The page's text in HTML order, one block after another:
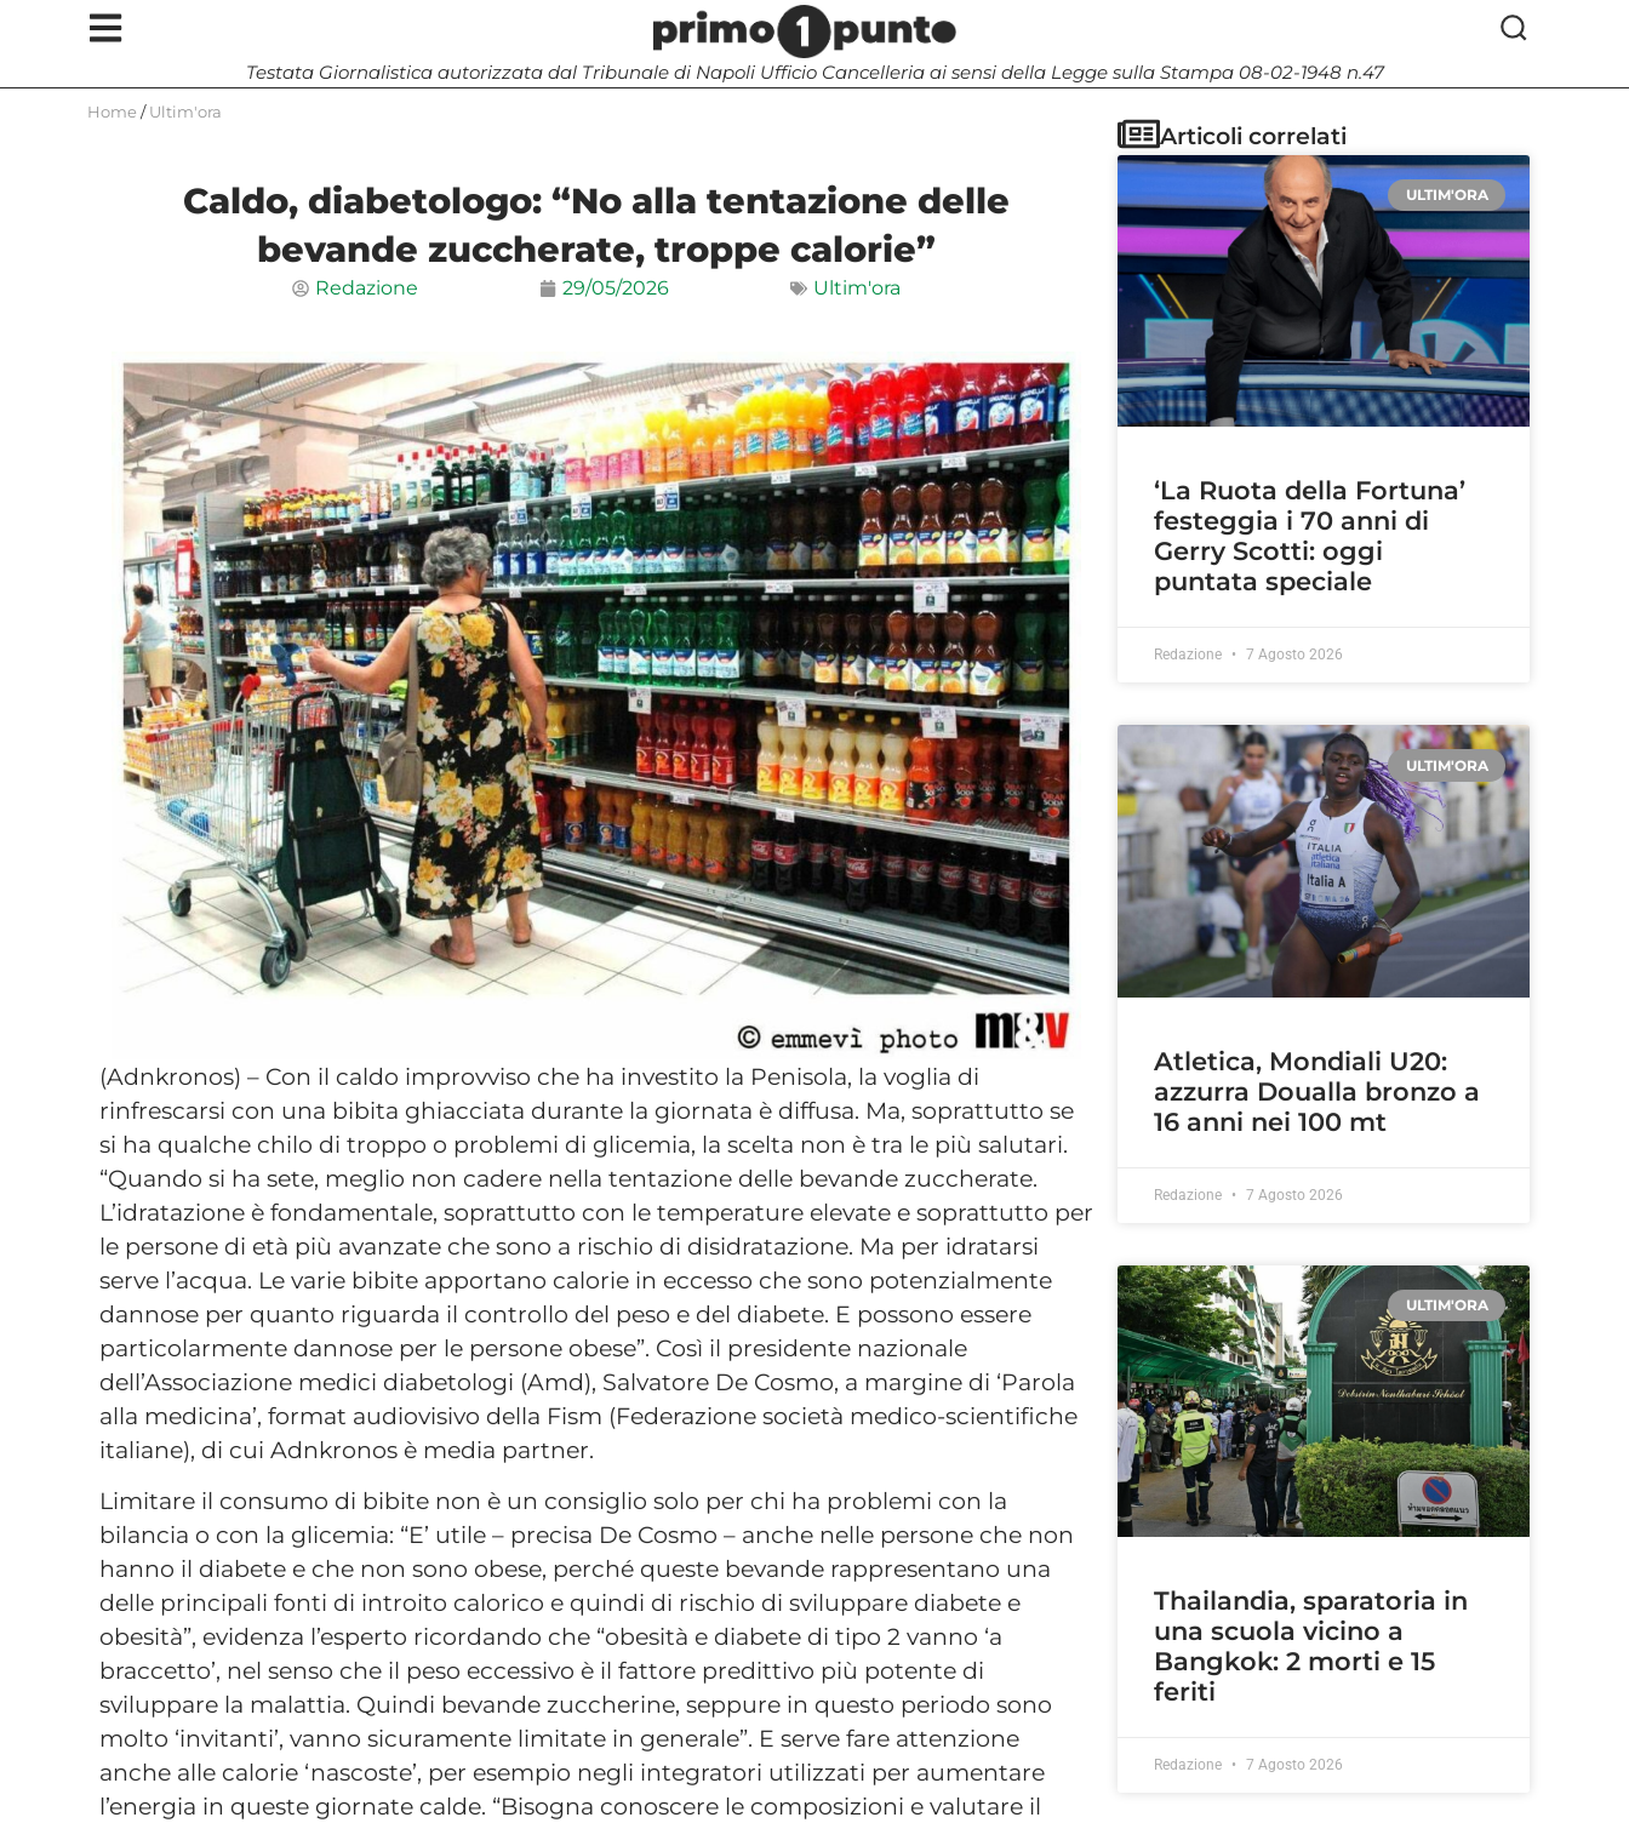
Testata Giornalistica autorizzata dal Tribunale di Napoli Ufficio Cancelleria ai sensi della Legge sulla Stampa 08-02-1948 n.47
Home / Ultim'ora
Caldo, diabetologo: “No alla tentazione delle
bevande zuccherate, troppe calorie”
Redazione 29/05/2026 Ultim'ora
(Adnkronos) – Con il caldo improvviso che ha investito la Penisola, la voglia di
rinfrescarsi con una bibita ghiacciata durante la giornata è diffusa. Ma, soprattutto se
si ha qualche chilo di troppo o problemi di glicemia, la scelta non è tra le più salutari.
“Quando si ha sete, meglio non cadere nella tentazione delle bevande zuccherate.
L’idratazione è fondamentale, soprattutto con le temperature elevate e soprattutto per
le persone di età più avanzate che sono a rischio di disidratazione. Ma per idratarsi
serve l’acqua. Le varie bibite apportano calorie in eccesso che sono potenzialmente
dannose per quanto riguarda il controllo del peso e del diabete. E possono essere
particolarmente dannose per le persone obese”. Così il presidente nazionale
dell’Associazione medici diabetologi (Amd), Salvatore De Cosmo, a margine di ‘Parola
alla medicina’, format audiovisivo della Fism (Federazione società medico-scientifiche
italiane), di cui Adnkronos è media partner.
Limitare il consumo di bibite non è un consiglio solo per chi ha problemi con la
bilancia o con la glicemia: “E’ utile – precisa De Cosmo – anche nelle persone che non
hanno il diabete e che non sono obese, perché queste bevande rappresentano una
delle principali fonti di introito calorico e quindi di rischio di sviluppare diabete e
obesità”, evidenza l’esperto ricordando che “obesità e diabete di tipo 2 vanno ‘a
braccetto’, nel senso che il peso eccessivo è il fattore predittivo più potente di
sviluppare la malattia. Quindi bevande zuccherine, seppure in questo periodo sono
molto ‘invitanti’, vanno sicuramente limitate in generale”. E serve fare attenzione
anche alle calorie ‘nascoste’, per esempio negli integratori utilizzati per aumentare
l’energia in queste giornate calde. “Bisogna conoscere le composizioni e valutare il
Articoli correlati
ULTIM'ORA
‘La Ruota della Fortuna’
festeggia i 70 anni di
Gerry Scotti: oggi
puntata speciale
Redazione 7 Agosto 2026
ULTIM'ORA
Atletica, Mondiali U20:
azzurra Doualla bronzo a
16 anni nei 100 mt
Redazione 7 Agosto 2026
ULTIM'ORA
Thailandia, sparatoria in
una scuola vicino a
Bangkok: 2 morti e 15
feriti
Redazione 7 Agosto 2026